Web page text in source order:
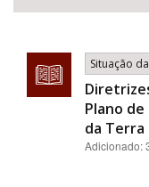
Situação
Plano
da Terra
Adicionado: